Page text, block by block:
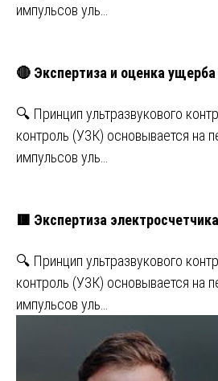
импульсов уль…
🔴 Экспертиза и оценка
🔍 Принцип ультразвукового
контроль (УЗК) основывается на
импульсов уль…
🟥 Экспертиза электросчетчика
🔍 Принцип ультразвукового
контроль (УЗК) основывается на
импульсов уль…